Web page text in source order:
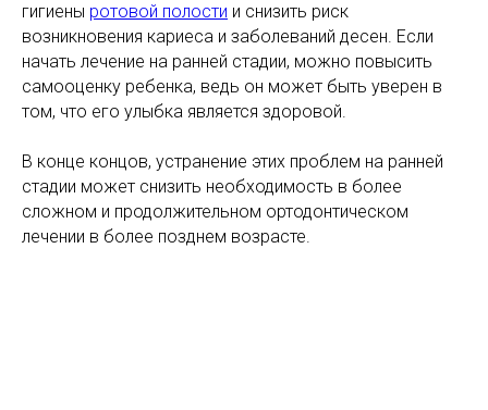
гигиены ротовой полости и снизить риск
возникновения кариеса и заболеваний десен. Если
начать лечение на ранней стадии, можно повысить
самооценку ребенка, ведь он может быть уверен в
том, что его улыбка является здоровой.
В конце концов, устранение этих проблем на ранней
стадии может снизить необходимость в более
сложном и продолжительном ортодонтическом
лечении в более позднем возрасте.